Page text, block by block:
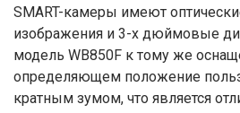
SMART-камеры имеют
изображения и 3-х дюймовые
модель WB850F к тому же
определяющем положение
кратным зумом, что является